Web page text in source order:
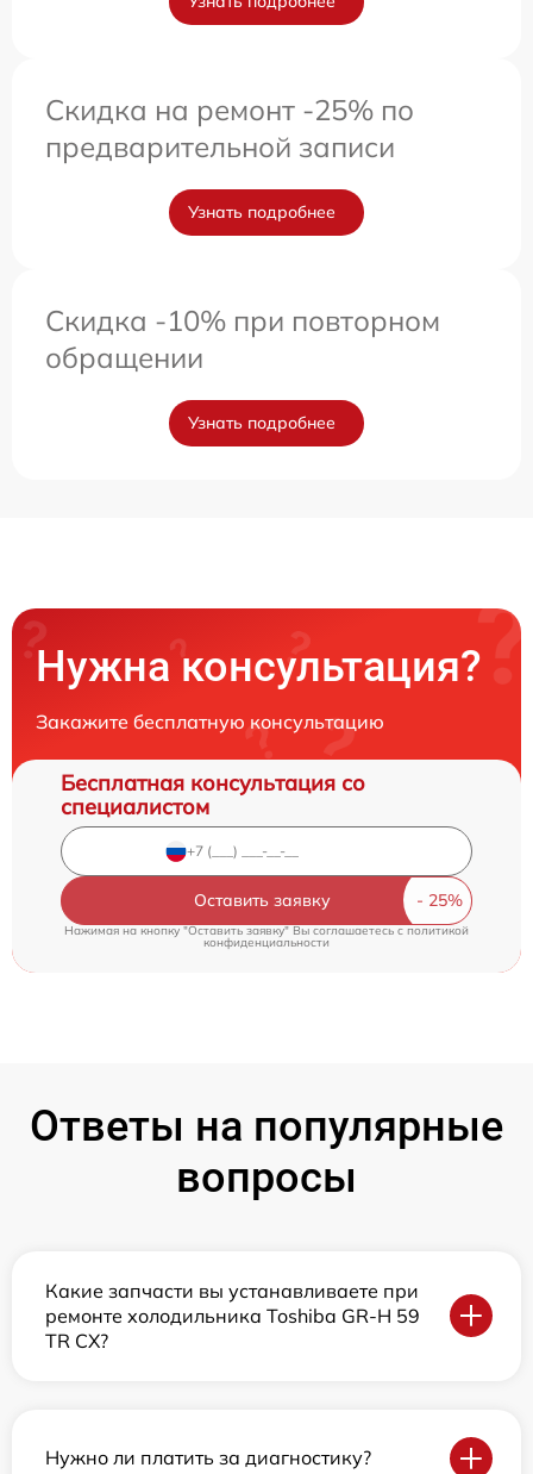
Скидка на ремонт -25% по
предварительной записи
Узнать подробнее
Скидка -10% при повторном
обращении
Узнать подробнее
Нужна консультация?
Закажите бесплатную консультацию
Бесплатная консультация со
специалистом
Оставить заявку
Нажимая на кнопку "Оставить заявку" Вы соглашаетесь cполитикой
конфиденциальности
Ответы на популярные
вопросы
Какие запчасти вы устанавливаете при
ремонте холодильника Toshiba GR-H 59
TR CX?
Нужно ли платить за диагностику?